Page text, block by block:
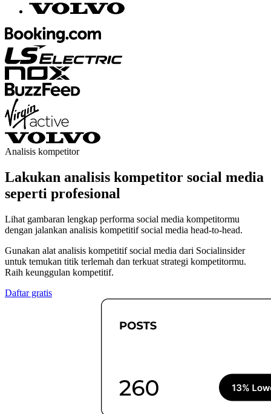
Analisis kompetitor
Lakukan analisis kompetitor social media
seperti profesional
Lihat gambaran lengkap performa social media kompetitormu
dengan jalankan analisis kompetitif social media head-to-head.
Gunakan alat analisis kompetitif social media dari Socialinsider
untuk temukan titik terlemah dan terkuat strategi kompetitormu.
Raih keunggulan kompetitif.
Daftar gratis